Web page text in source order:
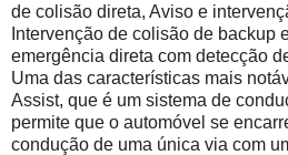
de colisão direta, Aviso e
Intervenção de colisão de backup
emergência direta com detecção
Uma das características mais
Assist, que é um sistema de
permite que o automóvel se
condução de uma única via com